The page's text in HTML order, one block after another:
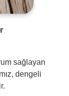
sağlayan
dengeli